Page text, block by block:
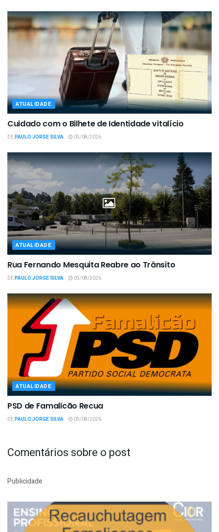
ATUALIDADE
Cuidado com o Bilhete de Identidade vitalício
DEPAULO JORGE SILVA 05/08/2026
ATUALIDADE
Rua Fernando Mesquita Reabre ao Trânsito
DEPAULO JORGE SILVA 05/08/2026
ATUALIDADE
PSD de Famalicão Recua
DEPAULO JORGE SILVA 05/08/2026
Comentários sobre o post
Publicidade